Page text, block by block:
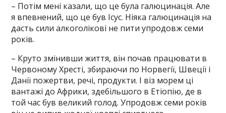
– Потім мені казали, що це була галюцинація. Але
я впевнений, що це був Ісус. Ніяка галюцинація на
дасть сили алкоголікові не пити упродовж семи
років.
– Круто змінивши життя, він почав працювати в
Червоному Хресті, збираючи по Норвегії, Швеції і
Данії пожертви, речі, продукти. І віз морем ці
вантажі до Африки, здебільшого в Етіопію, де в
той час був великий голод. Упродовж семи років